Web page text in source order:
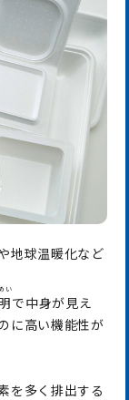
地球温暖化など
い
で中身が見え
に高い機能性が
を多く排出する